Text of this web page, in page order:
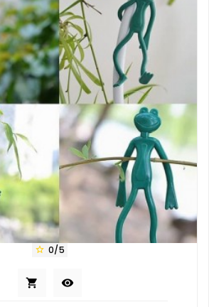
 0/5
 